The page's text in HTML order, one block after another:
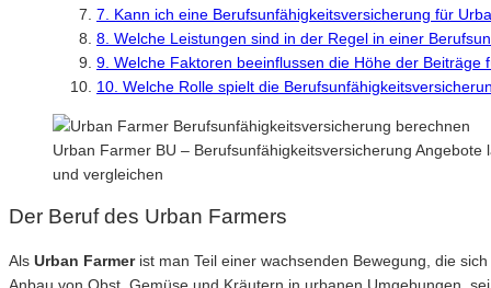
7. Kann ich eine Berufsunfähigkeitsversicherung für
8. Welche Leistungen sind in der Regel in einer
9. Welche Faktoren beeinflussen die Höhe der
10. Welche Rolle spielt die
Urban Farmer BU – Berufsunfähigkeitsversicherung
und vergleichen
Der Beruf des Urban Farmers
Als Urban Farmerist man Teil einer wachsenden Bewegung, die